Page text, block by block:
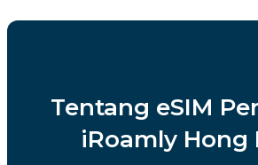
Tentang eSIM
iRoamly Hong